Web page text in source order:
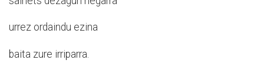
urrez ordaindu ezina
baita zure irriparra.